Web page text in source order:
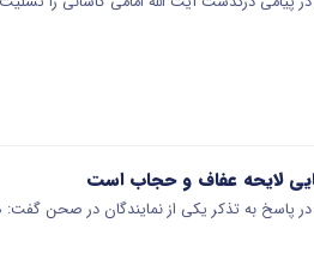
لایحه عفاف و حجاب است
پاسخ به تذکر یکی از نمایندگان در صحن